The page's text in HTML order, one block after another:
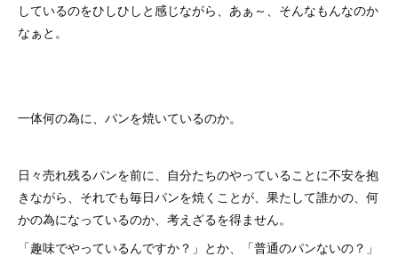
しているのをひしひしと感じながら、あぁ～、そんなもんなのか
なぁと。
一体何の為に、パンを焼いているのか。
日々売れ残るパンを前に、自分たちのやっていることに不安を抱
きながら、それでも毎日パンを焼くことが、果たして誰かの、何
かの為になっているのか、考えざるを得ません。
「趣味でやっているんですか？」とか、「普通のパンないの？」